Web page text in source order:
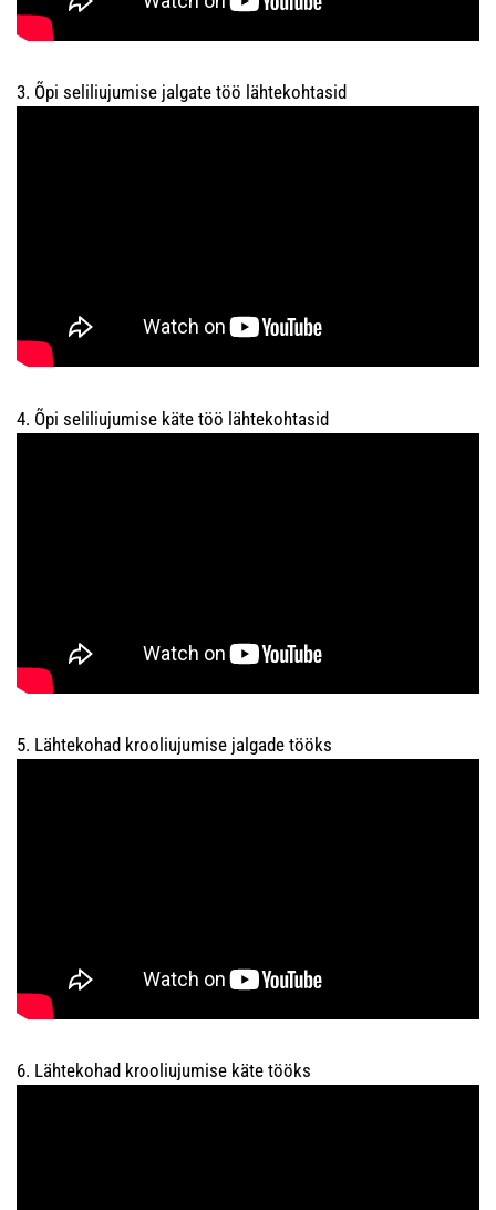
3. Õpi seliliujumise jalgate töö lähtekohtasid
4. Õpi seliliujumise käte töö lähtekohtasid
5. Lähtekohad krooliujumise jalgade tööks
6. Lähtekohad krooliujumise käte tööks